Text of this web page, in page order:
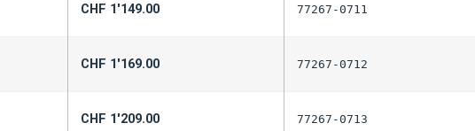
CHF 1'149.00 77267-0711
CHF 1'169.00 77267-0712
CHF 1'209.00 77267-0713